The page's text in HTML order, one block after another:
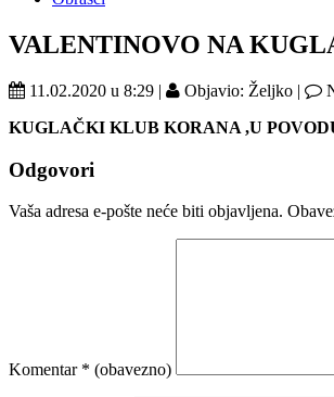
VALENTINOVO NA
11.02.2020 u 8:29 | Objavio: Željko |
KUGLAČKI KLUB KORANA ,U
Odgovori
Vaša adresa e-pošte neće biti objavljena.
Komentar * (obavezno)